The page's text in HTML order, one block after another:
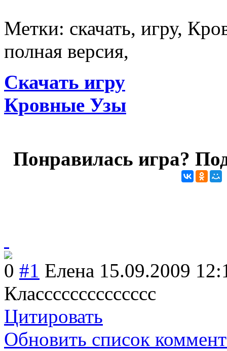
Метки: скачать, игру,
полная версия,
Скачать игру
Кровные Узы
Понравилась игра?
0 #1 Елена 15.09.2009
Класссссссссссссс
Цитировать
Обновить список